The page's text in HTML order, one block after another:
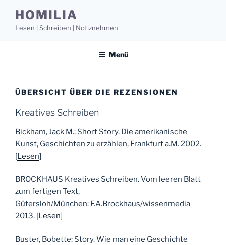
Inhalt
springen
HOMILIA
Lesen | Schreiben | Notiznehmen
Menü
ÜBERSICHT ÜBER DIE REZENSIONEN
Kreatives Schreiben
Bickham, Jack M.: Short Story. Die amerikanische
Kunst, Geschichten zu erzählen, Frankfurt a.M. 2002.
[Lesen]
BROCKHAUS Kreatives Schreiben. Vom leeren Blatt
zum fertigen Text,
Gütersloh/München: F.A.Brockhaus/wissenmedia
2013. [Lesen]
Buster, Bobette: Story. Wie man eine Geschichte